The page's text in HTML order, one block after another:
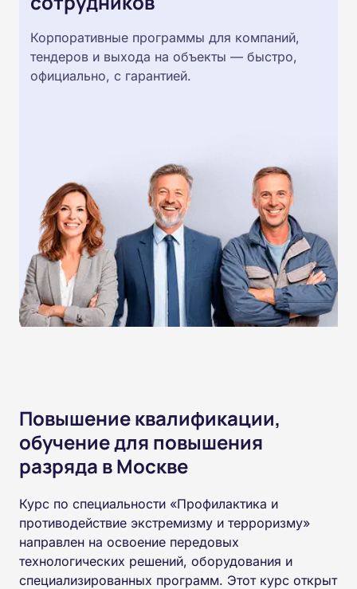
Корпоративные программы для компаний,
тендеров и выхода на объекты — быстро,
официально, с гарантией.
Повышение квалификации,
обучение для повышения
разряда в Москве
Курс по специальности «Профилактика и
противодействие экстремизму и терроризму»
направлен на освоение передовых
технологических решений, оборудования и
специализированных программ. Этот курс открыт